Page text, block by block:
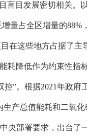
盲目发展密切相关。
量占全区增量的88%
在这些地方占据了主
耗降低作为约束性指
控”。根据2021年政
产总值能耗和二氧
央部署要求，出台了